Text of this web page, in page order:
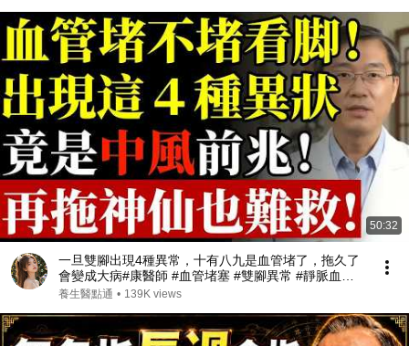
50:32
一旦雙腳出現4種異常，十有八九是血管堵了，拖久了
會變成大病#康醫師 #血管堵塞 #雙腳異常 #靜脈血栓 #
肺栓塞 #銀髮族養生 #猝死預防 #血液循環 #健康誤區
養生醫點通 • 139K views